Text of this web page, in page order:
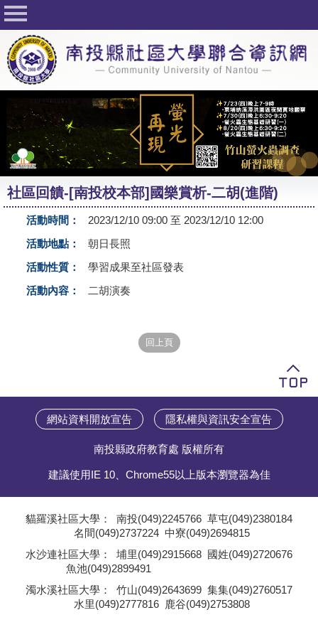
回首頁
關於社大
公佈欄
行事曆
最新活動
活動花絮
課程一覽表
志工與社團
友站連結
校務行政
社區回饋-[南投校本部]國樂賞析-二胡(進階)
活動時間：
2023/12/10 09:00 至 2023/12/10 12:00
活動地點：
朝日長照
活動性質：
學習成果至社區發表
活動內容：
二胡演奏
網站資料開放宣告 隱私權與資訊安全宣告
南投縣政府教育處 版權所有
建議使用IE 10、Chrome55以上版本瀏覽器為佳
貓羅溪社區大學： 南投(049)2245766 草屯(049)2380184
名間(049)2737224 中寮(049)2694815
水沙連社區大學： 埔里(049)2915668 國姓(049)2720676
魚池(049)2899491
濁水溪社區大學： 竹山(049)2643699 集集(049)2760517
水里(049)2777816 鹿谷(049)2753808